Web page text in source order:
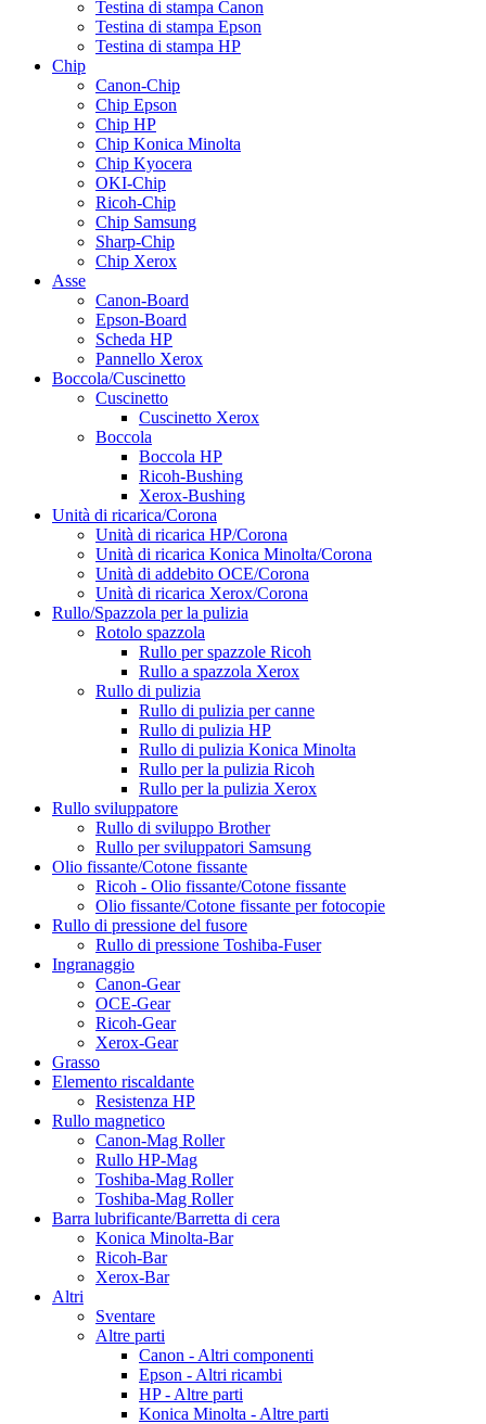
Testina di stampa Canon
Testina di stampa Epson
Testina di stampa HP
Chip
Canon-Chip
Chip Epson
Chip HP
Chip Konica Minolta
Chip Kyocera
OKI-Chip
Ricoh-Chip
Chip Samsung
Sharp-Chip
Chip Xerox
Asse
Canon-Board
Epson-Board
Scheda HP
Pannello Xerox
Boccola/Cuscinetto
Cuscinetto
Cuscinetto Xerox
Boccola
Boccola HP
Ricoh-Bushing
Xerox-Bushing
Unità di ricarica/Corona
Unità di ricarica HP/Corona
Unità di ricarica Konica Minolta/Corona
Unità di addebito OCE/Corona
Unità di ricarica Xerox/Corona
Rullo/Spazzola per la pulizia
Rotolo spazzola
Rullo per spazzole Ricoh
Rullo a spazzola Xerox
Rullo di pulizia
Rullo di pulizia per canne
Rullo di pulizia HP
Rullo di pulizia Konica Minolta
Rullo per la pulizia Ricoh
Rullo per la pulizia Xerox
Rullo sviluppatore
Rullo di sviluppo Brother
Rullo per sviluppatori Samsung
Olio fissante/Cotone fissante
Ricoh - Olio fissante/Cotone fissante
Olio fissante/Cotone fissante per fotocopie
Rullo di pressione del fusore
Rullo di pressione Toshiba-Fuser
Ingranaggio
Canon-Gear
OCE-Gear
Ricoh-Gear
Xerox-Gear
Grasso
Elemento riscaldante
Resistenza HP
Rullo magnetico
Canon-Mag Roller
Rullo HP-Mag
Toshiba-Mag Roller
Toshiba-Mag Roller
Barra lubrificante/Barretta di cera
Konica Minolta-Bar
Ricoh-Bar
Xerox-Bar
Altri
Sventare
Altre parti
Canon - Altri componenti
Epson - Altri ricambi
HP - Altre parti
Konica Minolta - Altre parti